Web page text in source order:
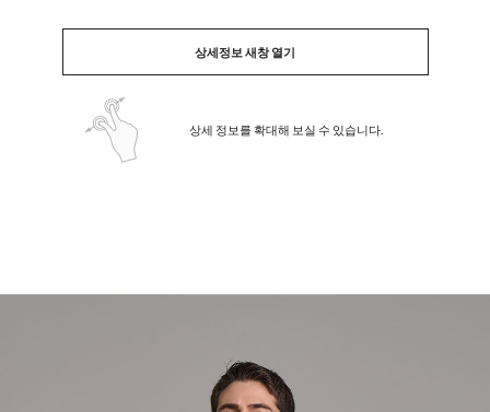
상세정보 새창 열기
상세 정보를 확대해 보실 수 있습니다.